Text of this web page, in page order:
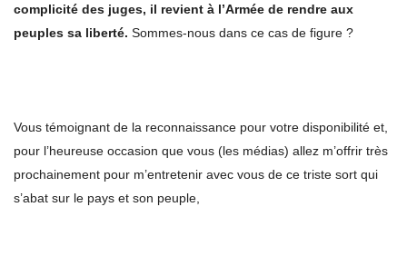
complicité des juges, il revient à l’Armée de rendre aux
peuples sa liberté. Sommes-nous dans ce cas de figure ?
Vous témoignant de la reconnaissance pour votre disponibilité et,
pour l’heureuse occasion que vous (les médias) allez m’offrir très
prochainement pour m’entretenir avec vous de ce triste sort qui
s’abat sur le pays et son peuple,